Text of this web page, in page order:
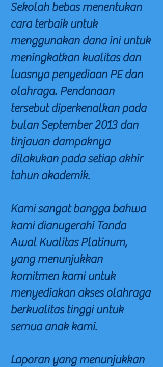
Sekolah bebas menentukan
cara terbaik untuk
menggunakan dana ini untuk
meningkatkan kualitas dan
luasnya penyediaan PE dan
olahraga. Pendanaan
tersebut diperkenalkan pada
bulan September 2013 dan
tinjauan dampaknya
dilakukan pada setiap akhir
tahun akademik.
Kami sangat bangga bahwa
kami dianugerahi Tanda
Awal Kualitas Platinum,
yang menunjukkan
komitmen kami untuk
menyediakan akses olahraga
berkualitas tinggi untuk
semua anak kami.
Laporan yang menunjukkan